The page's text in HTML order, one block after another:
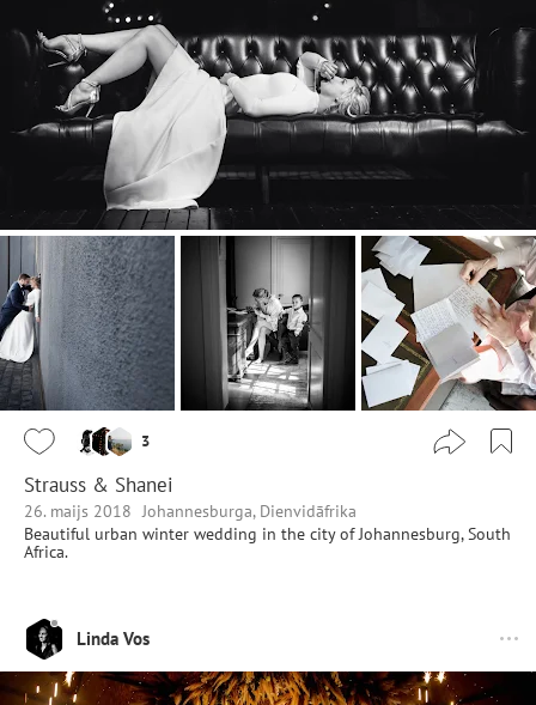
3
Strauss & Shanei
26. maijs 2018 Johannesburga, Dienvidāfrika
Beautiful urban winter wedding in the city of Johannesburg, South
Africa.
Linda Vos